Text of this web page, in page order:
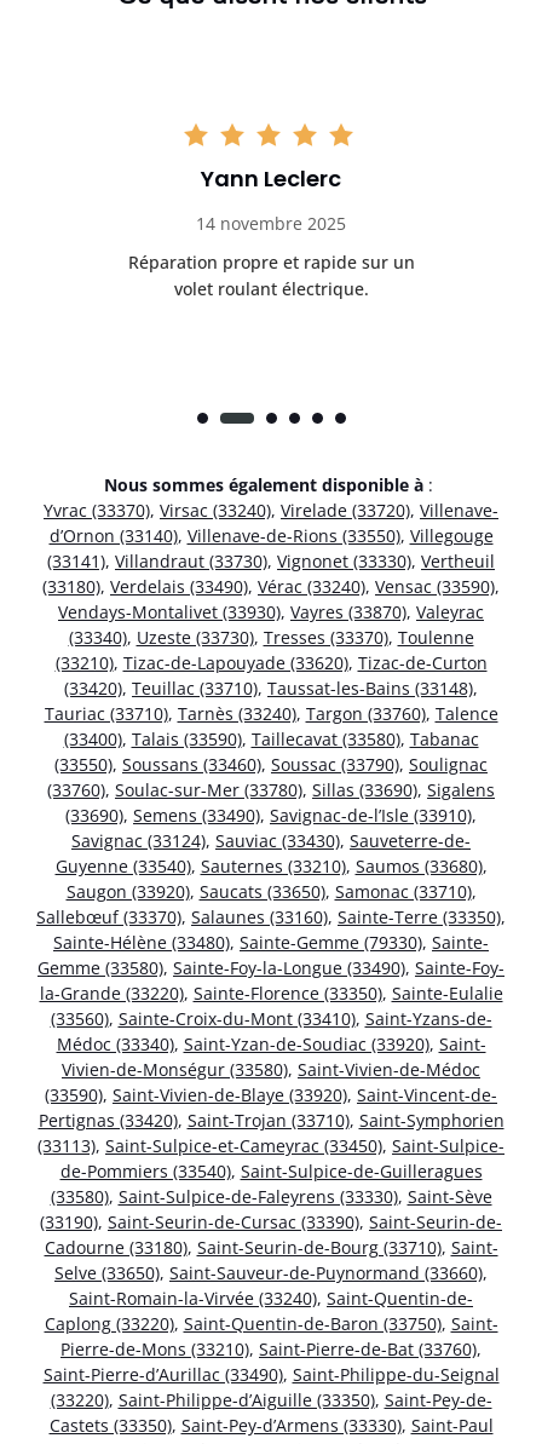
Yann Leclerc
14 novembre 2025
Réparation propre et rapide sur un
volet roulant électrique.
Nous sommes également disponible à :
Yvrac (33370), Virsac (33240), Virelade (33720), Villenave-
d’Ornon (33140), Villenave-de-Rions (33550), Villegouge
(33141), Villandraut (33730), Vignonet (33330), Vertheuil
(33180), Verdelais (33490), Vérac (33240), Vensac (33590),
Vendays-Montalivet (33930), Vayres (33870), Valeyrac
(33340), Uzeste (33730), Tresses (33370), Toulenne
(33210), Tizac-de-Lapouyade (33620), Tizac-de-Curton
(33420), Teuillac (33710), Taussat-les-Bains (33148),
Tauriac (33710), Tarnès (33240), Targon (33760), Talence
(33400), Talais (33590), Taillecavat (33580), Tabanac
(33550), Soussans (33460), Soussac (33790), Soulignac
(33760), Soulac-sur-Mer (33780), Sillas (33690), Sigalens
(33690), Semens (33490), Savignac-de-l’Isle (33910),
Savignac (33124), Sauviac (33430), Sauveterre-de-
Guyenne (33540), Sauternes (33210), Saumos (33680),
Saugon (33920), Saucats (33650), Samonac (33710),
Sallebœuf (33370), Salaunes (33160), Sainte-Terre (33350),
Sainte-Hélène (33480), Sainte-Gemme (79330), Sainte-
Gemme (33580), Sainte-Foy-la-Longue (33490), Sainte-Foy-
la-Grande (33220), Sainte-Florence (33350), Sainte-Eulalie
(33560), Sainte-Croix-du-Mont (33410), Saint-Yzans-de-
Médoc (33340), Saint-Yzan-de-Soudiac (33920), Saint-
Vivien-de-Monségur (33580), Saint-Vivien-de-Médoc
(33590), Saint-Vivien-de-Blaye (33920), Saint-Vincent-de-
Pertignas (33420), Saint-Trojan (33710), Saint-Symphorien
(33113), Saint-Sulpice-et-Cameyrac (33450), Saint-Sulpice-
de-Pommiers (33540), Saint-Sulpice-de-Guilleragues
(33580), Saint-Sulpice-de-Faleyrens (33330), Saint-Sève
(33190), Saint-Seurin-de-Cursac (33390), Saint-Seurin-de-
Cadourne (33180), Saint-Seurin-de-Bourg (33710), Saint-
Selve (33650), Saint-Sauveur-de-Puynormand (33660),
Saint-Romain-la-Virvée (33240), Saint-Quentin-de-
Caplong (33220), Saint-Quentin-de-Baron (33750), Saint-
Pierre-de-Mons (33210), Saint-Pierre-de-Bat (33760),
Saint-Pierre-d’Aurillac (33490), Saint-Philippe-du-Seignal
(33220), Saint-Philippe-d’Aiguille (33350), Saint-Pey-de-
Castets (33350), Saint-Pey-d’Armens (33330), Saint-Paul